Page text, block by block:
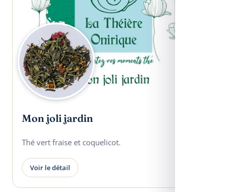
Mon joli jardin
Thé vert fraise et coquelicot.
Voir le détail